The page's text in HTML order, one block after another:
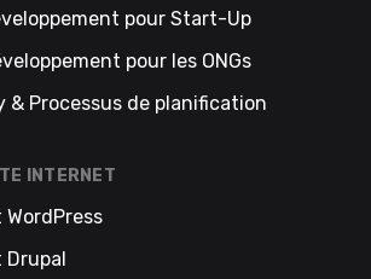
pour Start-Up
pour les ONGs
& Processus de planification
INTERNET
Drupal